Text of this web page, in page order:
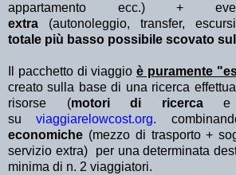
appartamento ecc.) +
extra (autonoleggio, transfer,
totale più basso possibile scovato
Il pacchetto di viaggio è puramente
creato sulla base di una ricerca
risorse (motori di ricerca
suviaggiarelowcost.org.
economiche (mezzo di trasporto +
servizio extra)
per una determinata
minima di n. 2 viaggiatori.